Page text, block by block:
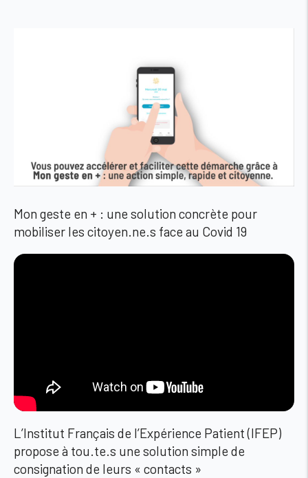
Mon geste en + : une solution concrète pour
mobiliser les citoyen.ne.s face au Covid 19
L’Institut Français de l’Expérience Patient (IFEP)
propose à tou.te.s une solution simple de
consignation de leurs « contacts »